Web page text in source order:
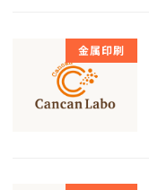
金属印刷